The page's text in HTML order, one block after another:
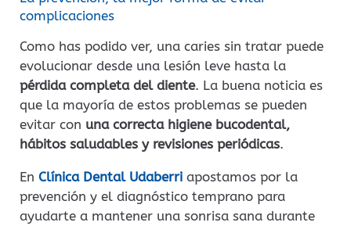
complicaciones
Como has podido ver, una caries sin tratar puede
evolucionar desde una lesión leve hasta la
pérdida completa del diente. La buena noticia es
que la mayoría de estos problemas se pueden
evitar con una correcta higiene bucodental,
hábitos saludables y revisiones periódicas.
En Clínica Dental Udaberri apostamos por la
prevención y el diagnóstico temprano para
ayudarte a mantener una sonrisa sana durante